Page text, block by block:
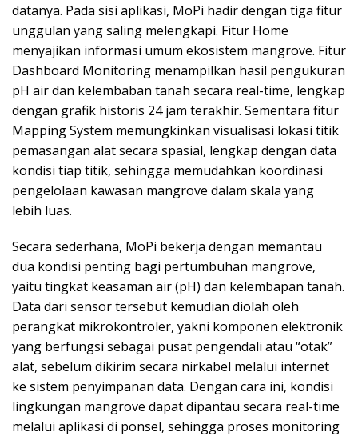
datanya. Pada sisi aplikasi, MoPi hadir dengan tiga fitur
unggulan yang saling melengkapi. Fitur Home
menyajikan informasi umum ekosistem mangrove. Fitur
Dashboard Monitoring menampilkan hasil pengukuran
pH air dan kelembaban tanah secara real-time, lengkap
dengan grafik historis 24 jam terakhir. Sementara fitur
Mapping System memungkinkan visualisasi lokasi titik
pemasangan alat secara spasial, lengkap dengan data
kondisi tiap titik, sehingga memudahkan koordinasi
pengelolaan kawasan mangrove dalam skala yang
lebih luas.
Secara sederhana, MoPi bekerja dengan memantau
dua kondisi penting bagi pertumbuhan mangrove,
yaitu tingkat keasaman air (pH) dan kelembapan tanah.
Data dari sensor tersebut kemudian diolah oleh
perangkat mikrokontroler, yakni komponen elektronik
yang berfungsi sebagai pusat pengendali atau “otak”
alat, sebelum dikirim secara nirkabel melalui internet
ke sistem penyimpanan data. Dengan cara ini, kondisi
lingkungan mangrove dapat dipantau secara real-time
melalui aplikasi di ponsel, sehingga proses monitoring